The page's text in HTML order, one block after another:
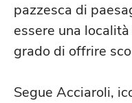
pazzesca di
essere una
grado di offrire
Segue Acciaroli,